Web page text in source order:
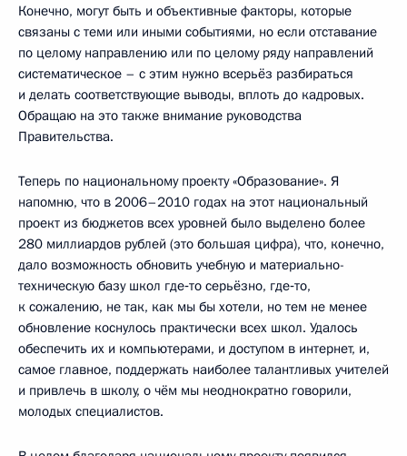
Конечно, могут быть и объективные факторы, которые
связаны с теми или иными событиями, но если отставание
по целому направлению или по целому ряду направлений
систематическое – с этим нужно всерьёз разбираться
и делать соответствующие выводы, вплоть до кадровых.
Обращаю на это также внимание руководства
Правительства.
Теперь по национальному проекту «Образование». Я
напомню, что в 2006–2010 годах на этот национальный
проект из бюджетов всех уровней было выделено более
280 миллиардов рублей (это большая цифра), что, конечно,
дало возможность обновить учебную и материально-
техническую базу школ где‑то серьёзно, где‑то,
к сожалению, не так, как мы бы хотели, но тем не менее
обновление коснулось практически всех школ. Удалось
обеспечить их и компьютерами, и доступом в интернет, и,
самое главное, поддержать наиболее талантливых учителей
и привлечь в школу, о чём мы неоднократно говорили,
молодых специалистов.